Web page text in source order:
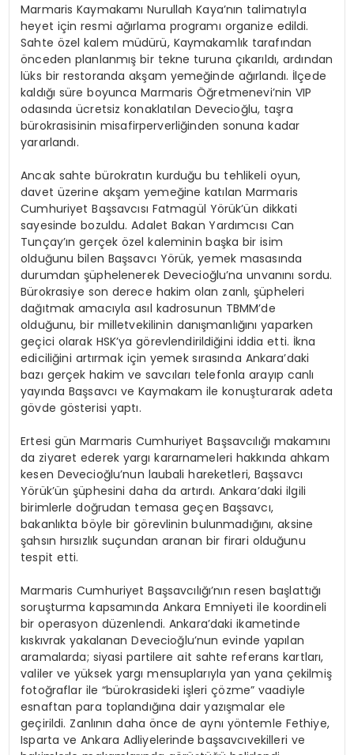
Marmaris Kaymakamı Nurullah Kaya’nın talimatıyla
heyet için resmi ağırlama programı organize edildi.
Sahte özel kalem müdürü, Kaymakamlık tarafından
önceden planlanmış bir tekne turuna çıkarıldı, ardından
lüks bir restoranda akşam yemeğinde ağırlandı. İlçede
kaldığı süre boyunca Marmaris Öğretmenevi’nin VIP
odasında ücretsiz konaklatılan Devecioğlu, taşra
bürokrasisinin misafirperverliğinden sonuna kadar
yararlandı.
Ancak sahte bürokratın kurduğu bu tehlikeli oyun,
davet üzerine akşam yemeğine katılan Marmaris
Cumhuriyet Başsavcısı Fatmagül Yörük’ün dikkati
sayesinde bozuldu. Adalet Bakan Yardımcısı Can
Tunçay’ın gerçek özel kaleminin başka bir isim
olduğunu bilen Başsavcı Yörük, yemek masasında
durumdan şüphelenerek Devecioğlu’na unvanını sordu.
Bürokrasiye son derece hakim olan zanlı, şüpheleri
dağıtmak amacıyla asıl kadrosunun TBMM’de
olduğunu, bir milletvekilinin danışmanlığını yaparken
geçici olarak HSK’ya görevlendirildiğini iddia etti. İkna
ediciliğini artırmak için yemek sırasında Ankara’daki
bazı gerçek hakim ve savcıları telefonla arayıp canlı
yayında Başsavcı ve Kaymakam ile konuşturarak adeta
gövde gösterisi yaptı.
Ertesi gün Marmaris Cumhuriyet Başsavcılığı makamını
da ziyaret ederek yargı kararnameleri hakkında ahkam
kesen Devecioğlu’nun laubali hareketleri, Başsavcı
Yörük’ün şüphesini daha da artırdı. Ankara’daki ilgili
birimlerle doğrudan temasa geçen Başsavcı,
bakanlıkta böyle bir görevlinin bulunmadığını, aksine
şahsın hırsızlık suçundan aranan bir firari olduğunu
tespit etti.
Marmaris Cumhuriyet Başsavcılığı’nın resen başlattığı
soruşturma kapsamında Ankara Emniyeti ile koordineli
bir operasyon düzenlendi. Ankara’daki ikametinde
kıskıvrak yakalanan Devecioğlu’nun evinde yapılan
aramalarda; siyasi partilere ait sahte referans kartları,
valiler ve yüksek yargı mensuplarıyla yan yana çekilmiş
fotoğraflar ile “bürokrasideki işleri çözme” vaadiyle
esnaftan para toplandığına dair yazışmalar ele
geçirildi. Zanlının daha önce de aynı yöntemle Fethiye,
Isparta ve Ankara Adliyelerinde başsavcıvekilleri ve